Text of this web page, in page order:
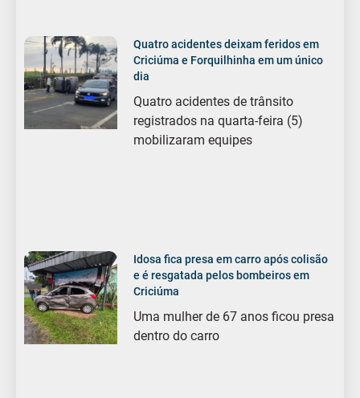
Quatro acidentes deixam feridos em
Criciúma e Forquilhinha em um único
dia
Quatro acidentes de trânsito
registrados na quarta-feira (5)
mobilizaram equipes
Idosa fica presa em carro após colisão
e é resgatada pelos bombeiros em
Criciúma
Uma mulher de 67 anos ficou presa
dentro do carro